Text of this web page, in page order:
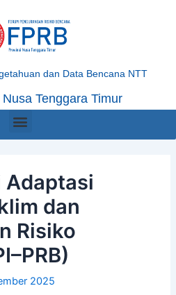
dan Data Bencana NTT
Tenggara Timur
Menu
Adaptasi
dan
Risiko
2025